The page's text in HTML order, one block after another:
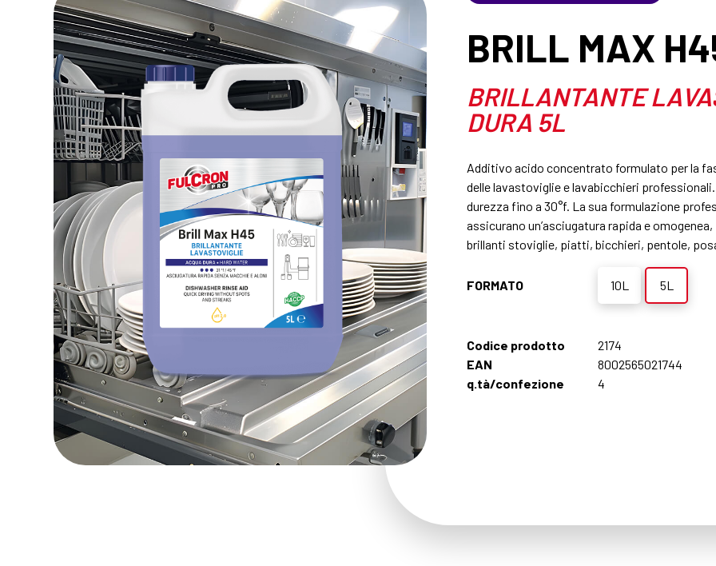
BRILL MAX
BRILLANTANTE
DURA 5L
Additivo acido concentrato formulato per la
delle lavastoviglie e lavabicchieri
durezza fino a 30°f. La sua formulazione
assicurano un’asciugatura rapida e
brillanti stoviglie, piatti, bicchieri, pentole,
FORMATO 10L 5L
Codice prodotto
2174
EAN
8002565021744
q.tà/confezione
4